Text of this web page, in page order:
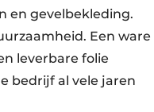
en gevelbekleding.
Een ware
leverbare folie
bedrijf al vele jaren